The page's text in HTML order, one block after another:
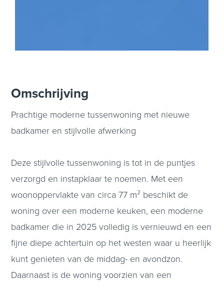
Omschrijving
Prachtige moderne tussenwoning met nieuwe
badkamer en stijlvolle afwerking
Deze stijlvolle tussenwoning is tot in de puntjes
verzorgd en instapklaar te noemen. Met een
woonoppervlakte van circa 77 m² beschikt de
woning over een moderne keuken, een moderne
badkamer die in 2025 volledig is vernieuwd en een
fijne diepe achtertuin op het westen waar u heerlijk
kunt genieten van de middag- en avondzon.
Daarnaast is de woning voorzien van een